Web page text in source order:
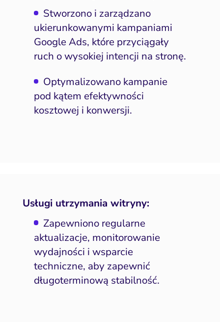
internetowe i landing
page
Widoczność lokalna
w AI Search
Zarządzanie reputacją
Stworzono i zarządzano
ukierunkowanymi kampaniami
Google Ads, które przyciągały
ruch o wysokiej intencji na stronę.
Optymalizowano kampanie
pod kątem efektywności
kosztowej i konwersji.
Usługi utrzymania witryny:
Zapewniono regularne
aktualizacje, monitorowanie
wydajności i wsparcie
techniczne, aby zapewnić
długoterminową stabilność.